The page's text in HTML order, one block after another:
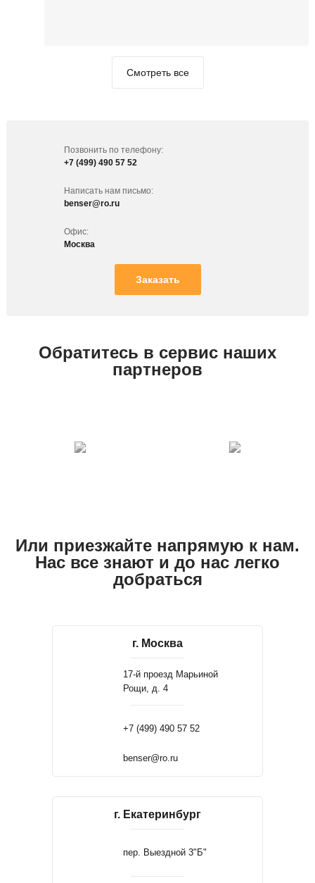
Смотреть все
Позвонить по телефону:
+7 (499) 490 57 52
Написать нам письмо:
benser@ro.ru
Офис:
Москва
Заказать
Обратитесь в сервис наших
партнеров
Или приезжайте напрямую к нам.
Нас все знают и до нас легко
добраться
г. Москва
17-й проезд Марьиной
Рощи, д. 4
+7 (499) 490 57 52
benser@ro.ru
г. Екатеринбург
пер. Выездной 3"Б"